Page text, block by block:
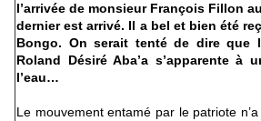
l’arrivée de monsieur François Fillon
dernier est arrivé. Il a bel et bien été
Bongo. On serait tenté de dire que
Roland Désiré Aba’a s’apparente à
l’eau…
Le mouvement entamé par le patriote